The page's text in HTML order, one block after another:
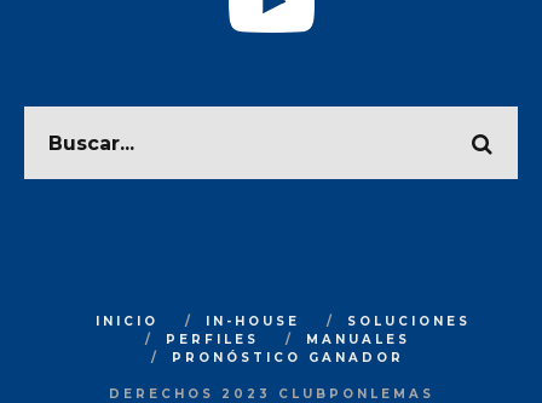
INICIO IN-HOUSE
SOLUCIONES
PERFILES
MANUALES
PRONÓSTICO GANADOR
DERECHOS 2023 CLUBPONLEMAS